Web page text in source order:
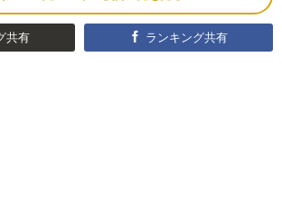
共有 ランキング共有